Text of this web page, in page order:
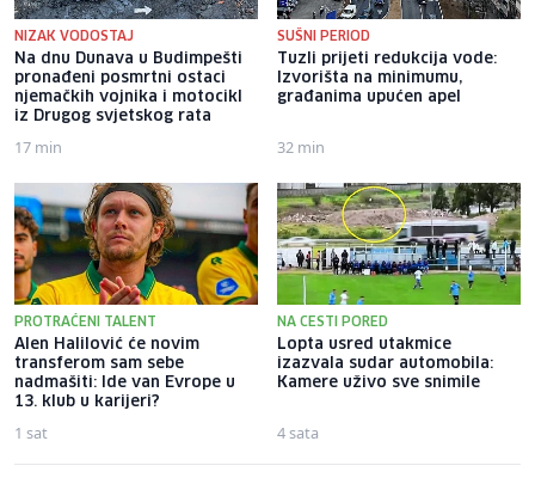
NIZAK VODOSTAJ
Na dnu Dunava u Budimpešti
pronađeni posmrtni ostaci
njemačkih vojnika i motocikl
iz Drugog svjetskog rata
17 min
SUŠNI PERIOD
Tuzli prijeti redukcija vode:
Izvorišta na minimumu,
građanima upućen apel
32 min
PROTRAĆENI TALENT
Alen Halilović će novim
transferom sam sebe
nadmašiti: Ide van Evrope u
13. klub u karijeri?
1 sat
NA CESTI PORED
Lopta usred utakmice
izazvala sudar automobila:
Kamere uživo sve snimile
4 sata